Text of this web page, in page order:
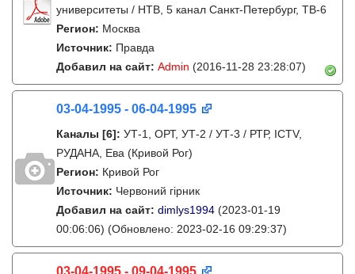
университеты / НТВ, 5 канал Санкт-Петербург, ТВ-6
Регион: Москва
Источник: Правда
Добавил на сайт: Admin (2016-11-28 23:28:07)
03-04-1995 - 06-04-1995
Каналы [6]: УТ-1, ОРТ, УТ-2 / УТ-3 / РТР, ICTV,
РУДАНА, Ева (Кривой Рог)
Регион: Кривой Рог
Источник: Червоний гірник
Добавил на сайт: dimlys1994 (2023-01-19
00:06:06) (Обновлено: 2023-02-16 09:29:37)
03-04-1995 - 09-04-1995